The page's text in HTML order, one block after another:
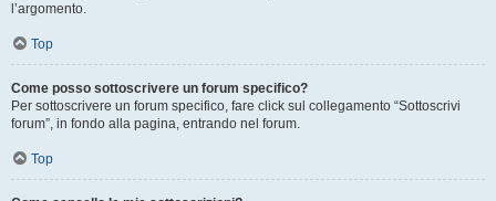
l’argomento.
Top
Come posso sottoscrivere un forum specifico?
Per sottoscrivere un forum specifico, fare click sul collegamento “Sottoscrivi
forum”, in fondo alla pagina, entrando nel forum.
Top